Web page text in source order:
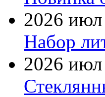
2026 июл
Набор
2026 июл